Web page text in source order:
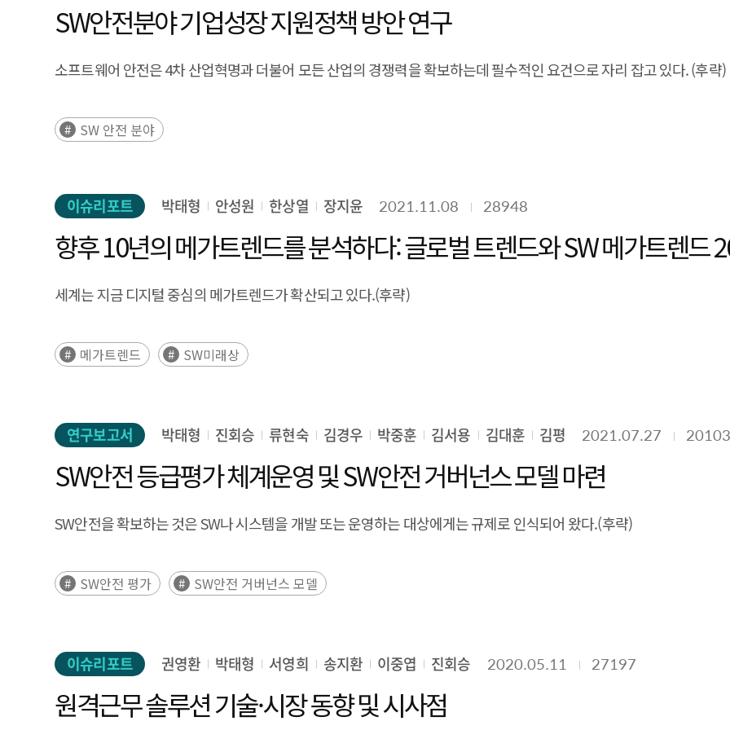
SW안전분야 기업성장 지원정책 방안 연구
소프트웨어 안전은 4차 산업혁명과 더불어 모든 산업의 경쟁력을 확보하는데 필수적인 요건으로 자리 잡고 있다. (후략)
SW 안전 분야
이슈리포트 박태형 안성원 한상열 장지윤 2021.11.08 28948
향후 10년의 메가트렌드를 분석하다: 글로벌 트렌드와 SW 메가트렌드
세계는 지금 디지털 중심의 메가트렌드가 확산되고 있다.(후략)
메가트렌드 SW미래상
연구보고서 박태형 진회승 류현숙 김경우 박중훈 김서용 김대훈 김평 2021.07.27
SW안전 등급평가 체계운영 및 SW안전 거버넌스 모델 마련
SW안전을 확보하는 것은 SW나 시스템을 개발 또는 운영하는 대상에게는 규제로 인식되어 왔다.(후략)
SW안전 평가 SW안전 거버넌스 모델
이슈리포트 권영환 박태형 서영희 송지환 이중엽 진회승 2020.05.11 27197
원격근무 솔루션 기술·시장 동향 및 시사점